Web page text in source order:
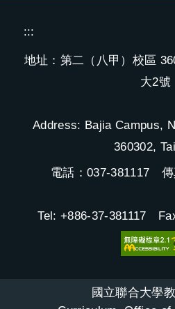
:::
地址：第二（八甲）校區
大2號
Address: Bajia Campus,
360302,
電話：037-381117 傳
Tel: +886-37-381117
國立聯合大學